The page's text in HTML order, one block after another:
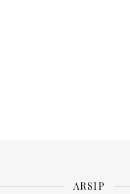
ARSIP